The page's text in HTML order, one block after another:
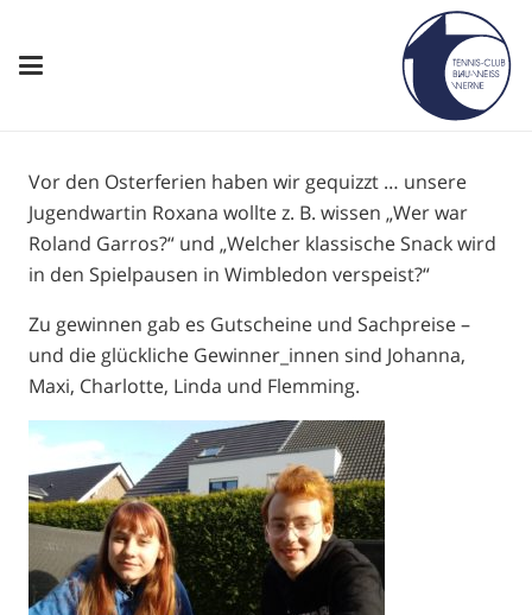
Vor den Osterferien haben wir gequizzt … unsere
Jugendwartin Roxana wollte z. B. wissen „Wer war
Roland Garros?“ und „Welcher klassische Snack wird
in den Spielpausen in Wimbledon verspeist?“
Zu gewinnen gab es Gutscheine und Sachpreise –
und die glückliche Gewinner_innen sind Johanna,
Maxi, Charlotte, Linda und Flemming.